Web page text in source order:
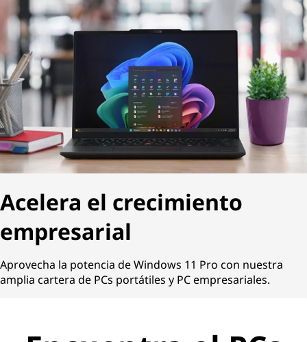
Acelera el crecimiento
empresarial
Aprovecha la potencia de Windows 11 Pro con nuestra
amplia cartera de PCs portátiles y PC empresariales.